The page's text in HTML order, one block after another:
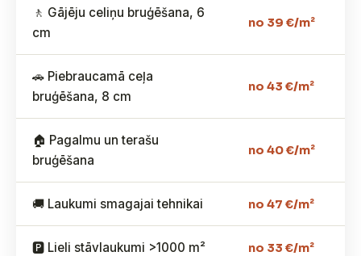
🚶 Gājēju celiņu bruģēšana, 6
cm
no 39 €/m²
🚗 Piebraucamā ceļa
bruģēšana, 8 cm
no 43 €/m²
🏠 Pagalmu un terašu
bruģēšana
no 40 €/m²
🚚 Laukumi smagajai tehnikai no 47 €/m²
🅿️ Lieli stāvlaukumi >1000 m² no 33 €/m²